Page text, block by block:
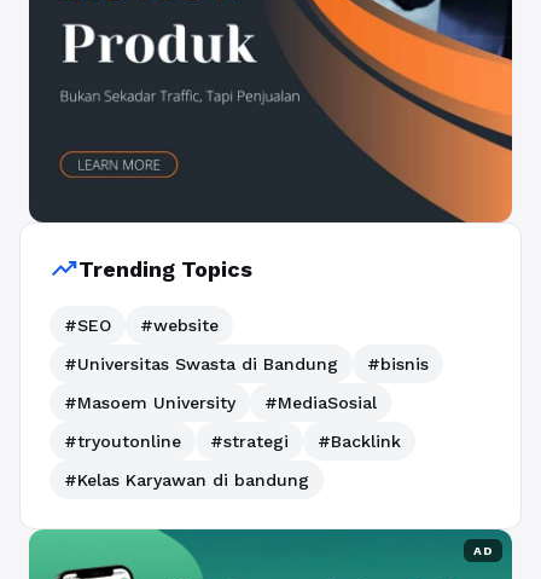
trending_upTrending Topics
#SEO
#website
#Universitas Swasta di Bandung
#bisnis
#Masoem University
#MediaSosial
#tryoutonline
#strategi
#Backlink
#Kelas Karyawan di bandung
AD